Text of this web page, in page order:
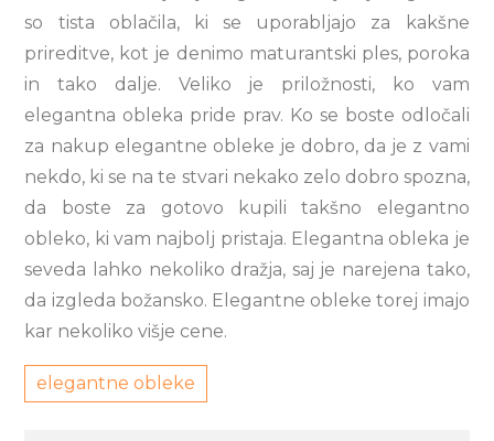
so tista oblačila, ki se uporabljajo za kakšne
prireditve, kot je denimo maturantski ples, poroka
in tako dalje. Veliko je priložnosti, ko vam
elegantna obleka pride prav. Ko se boste odločali
za nakup elegantne obleke je dobro, da je z vami
nekdo, ki se na te stvari nekako zelo dobro spozna,
da boste za gotovo kupili takšno elegantno
obleko, ki vam najbolj pristaja. Elegantna obleka je
seveda lahko nekoliko dražja, saj je narejena tako,
da izgleda božansko. Elegantne obleke torej imajo
kar nekoliko višje cene.
elegantne obleke